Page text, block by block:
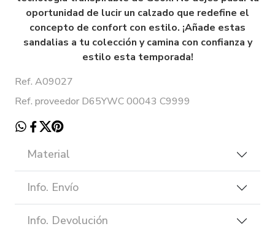
oportunidad de lucir un calzado que redefine el
concepto de confort con estilo. ¡Añade estas
sandalias a tu colección y camina con confianza y
estilo esta temporada!
Ref. A09027
Ref. proveedor D65YWC 00043 C9999
Material
Info. Envío
Info. Devolución